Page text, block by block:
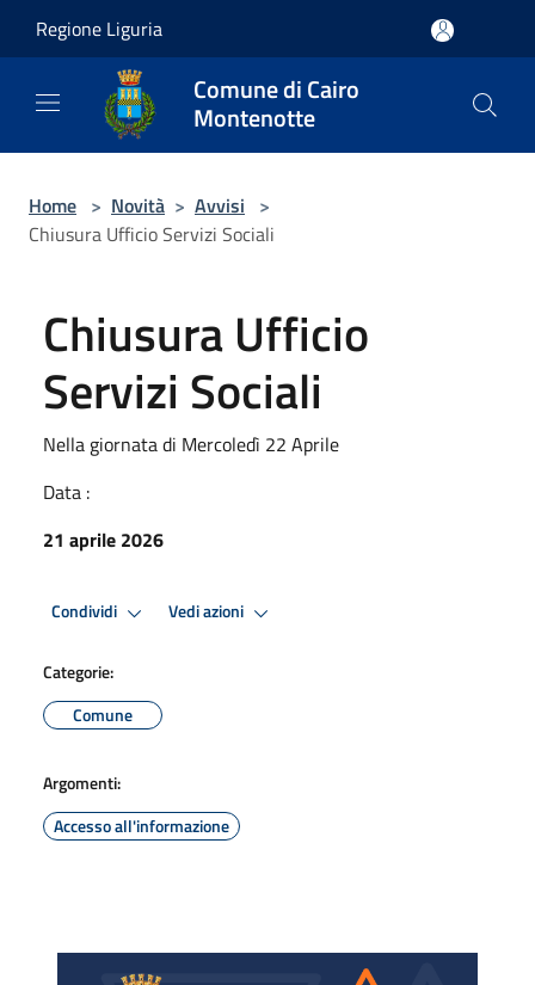
Regione Liguria
Comune di Cairo
Montenotte
Home > Novità > Avvisi >
Chiusura Ufficio Servizi Sociali
Chiusura Ufficio
Servizi Sociali
Nella giornata di Mercoledì 22 Aprile
Data :
21 aprile 2026
Condividi Vedi azioni
Categorie:
Comune
Argomenti:
Accesso all'informazione